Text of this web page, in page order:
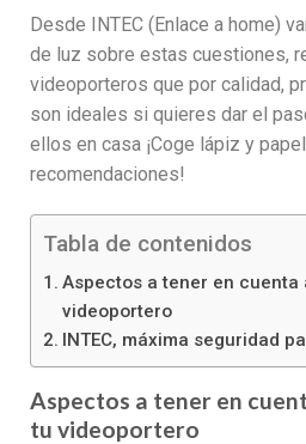
Desde INTEC (Enlace a home)
de luz sobre estas cuestiones,
videoporteros que por calidad,
son ideales si quieres dar el
ellos en casa ¡Coge lápiz y
recomendaciones!
Tabla de contenidos
Aspectos a tener en cuenta
videoportero
INTEC, máxima seguridad
Aspectos a tener en
tu videoportero